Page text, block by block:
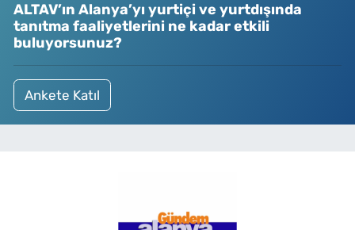
ALTAV’ın Alanya’yı yurtiçi ve yurtdışında
tanıtma faaliyetlerini ne kadar etkili
buluyorsunuz?
Ankete Katıl